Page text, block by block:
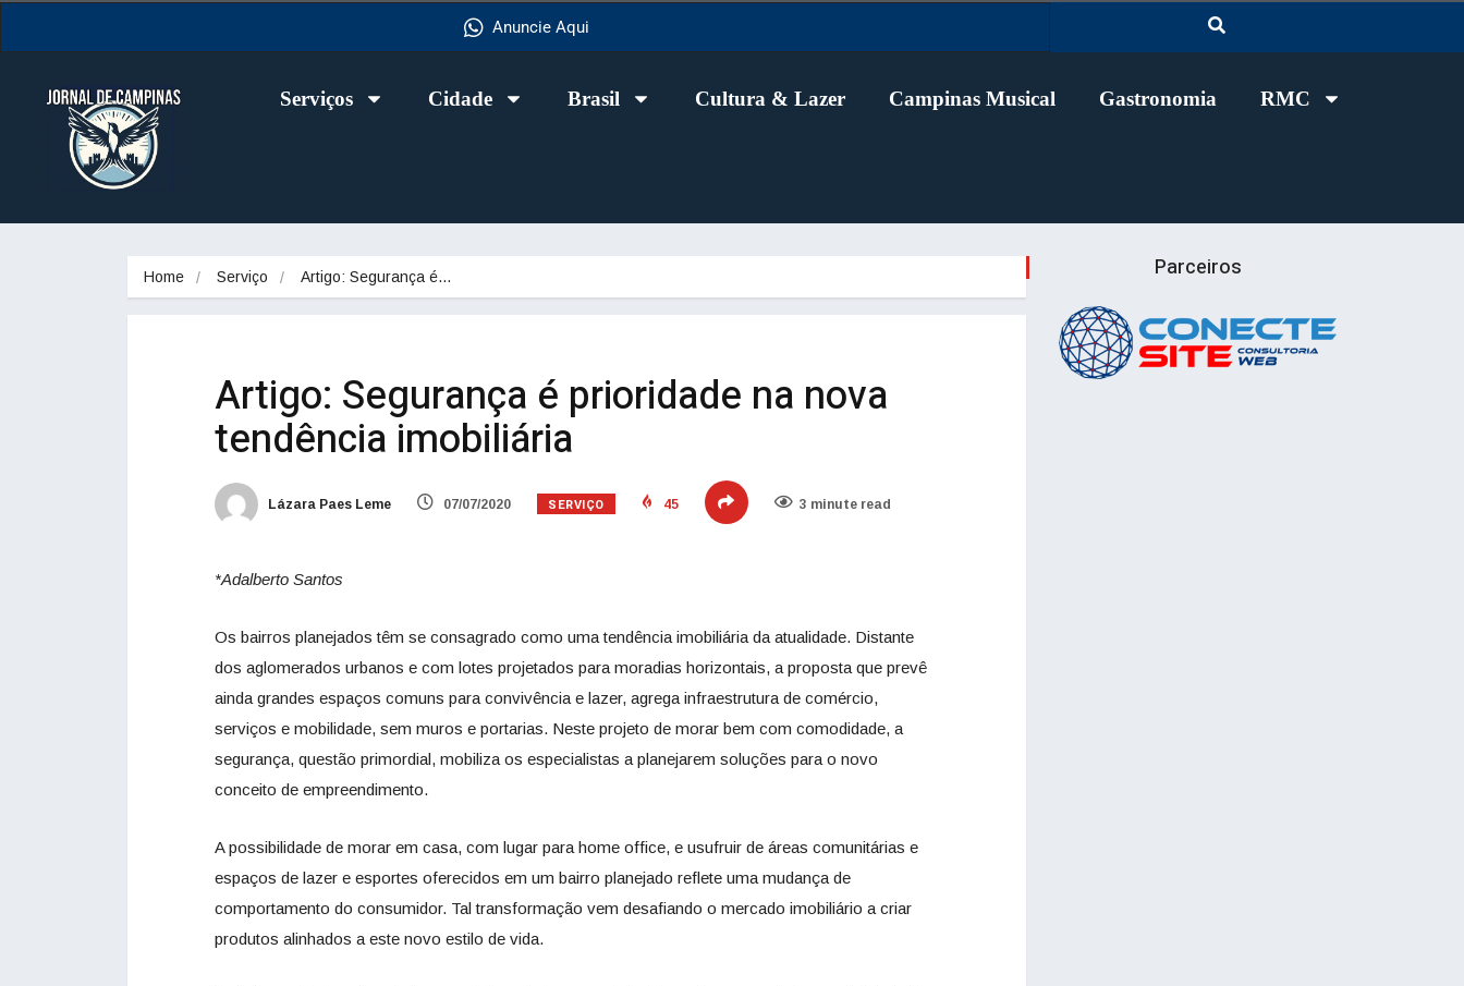
Anuncie Aqui
Serviços Cidade Brasil Cultura & Lazer Campinas Musical Gastronomia RMC
Home Serviço Artigo: Segurança é…
Artigo: Segurança é prioridade na nova
tendência imobiliária
Lázara Paes Leme 07/07/2020 SERVIÇO 45 3 minute read
*Adalberto Santos
Os bairros planejados têm se consagrado como uma tendência imobiliária da atualidade. Distante
dos aglomerados urbanos e com lotes projetados para moradias horizontais, a proposta que prevê
ainda grandes espaços comuns para convivência e lazer, agrega infraestrutura de comércio,
serviços e mobilidade, sem muros e portarias. Neste projeto de morar bem com comodidade, a
segurança, questão primordial, mobiliza os especialistas a planejarem soluções para o novo
conceito de empreendimento.
A possibilidade de morar em casa, com lugar para home office, e usufruir de áreas comunitárias e
espaços de lazer e esportes oferecidos em um bairro planejado reflete uma mudança de
comportamento do consumidor. Tal transformação vem desafiando o mercado imobiliário a criar
produtos alinhados a este novo estilo de vida.
Parceiros